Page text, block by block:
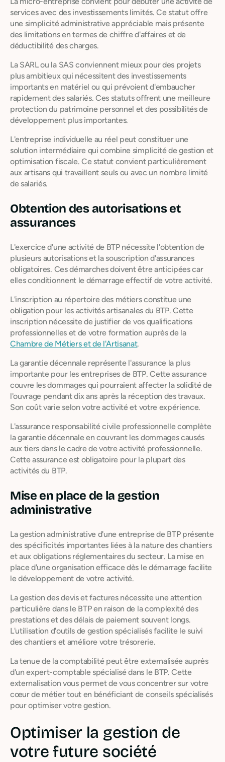
services avec des investissements limités. Ce statut offre
une simplicité administrative appréciable mais présente
des limitations en termes de chiffre d'affaires et de
déductibilité des charges.
La SARL ou la SAS conviennent mieux pour des projets
plus ambitieux qui nécessitent des investissements
importants en matériel ou qui prévoient d'embaucher
rapidement des salariés. Ces statuts offrent une meilleure
protection du patrimoine personnel et des possibilités de
développement plus importantes.
L'entreprise individuelle au réel peut constituer une
solution intermédiaire qui combine simplicité de gestion et
optimisation fiscale. Ce statut convient particulièrement
aux artisans qui travaillent seuls ou avec un nombre limité
de salariés.
Obtention des autorisations et
assurances
L'exercice d'une activité de BTP nécessite l'obtention de
plusieurs autorisations et la souscription d'assurances
obligatoires. Ces démarches doivent être anticipées car
elles conditionnent le démarrage effectif de votre activité.
L'inscription au répertoire des métiers constitue une
obligation pour les activités artisanales du BTP. Cette
inscription nécessite de justifier de vos qualifications
professionnelles et de votre formation auprès de la
Chambre de Métiers et de l'Artisanat.
La garantie décennale représente l'assurance la plus
importante pour les entreprises de BTP. Cette assurance
couvre les dommages qui pourraient affecter la solidité de
l'ouvrage pendant dix ans après la réception des travaux.
Son coût varie selon votre activité et votre expérience.
L'assurance responsabilité civile professionnelle complète
la garantie décennale en couvrant les dommages causés
aux tiers dans le cadre de votre activité professionnelle.
Cette assurance est obligatoire pour la plupart des
activités du BTP.
Mise en place de la gestion
administrative
La gestion administrative d'une entreprise de BTP présente
des spécificités importantes liées à la nature des chantiers
et aux obligations réglementaires du secteur. La mise en
place d'une organisation efficace dès le démarrage facilite
le développement de votre activité.
La gestion des devis et factures nécessite une attention
particulière dans le BTP en raison de la complexité des
prestations et des délais de paiement souvent longs.
L'utilisation d'outils de gestion spécialisés facilite le suivi
des chantiers et améliore votre trésorerie.
La tenue de la comptabilité peut être externalisée auprès
d'un expert-comptable spécialisé dans le BTP. Cette
externalisation vous permet de vous concentrer sur votre
cœur de métier tout en bénéficiant de conseils spécialisés
pour optimiser votre gestion.
Optimiser la gestion de
votre future société